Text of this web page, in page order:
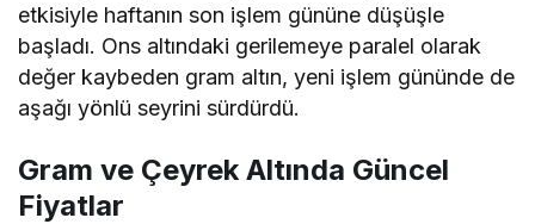
etkisiyle haftanın son işlem gününe düşüşle
başladı. Ons altındaki gerilemeye paralel olarak
değer kaybeden gram altın, yeni işlem gününde de
aşağı yönlü seyrini sürdürdü.
Gram ve Çeyrek Altında Güncel
Fiyatlar